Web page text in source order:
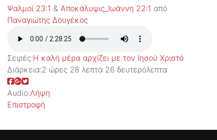
Ψαλμοί 23:1 & Αποκάλυψις_Ιωάννη 22:1 από
Παναγιώτης Δουγέκος
Σειρές:Η καλή μέρα αρχίζει με τον Ιησού Χριστό
Διάρκεια:2 ώρες 28 λεπτά 26 δευτερόλεπτα
Audio:Λήψη
Επιστροφή